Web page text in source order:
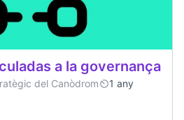
a la governança
del Canòdrom
1 any